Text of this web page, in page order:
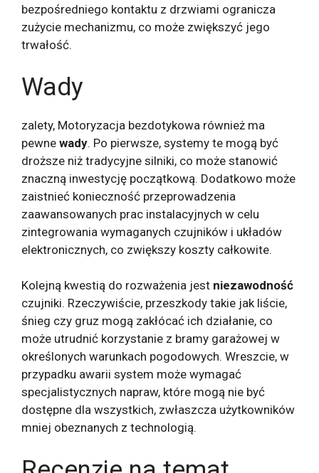
bezpośredniego kontaktu z drzwiami ogranicza
zużycie mechanizmu, co może zwiększyć jego
trwałość.
Wady
zalety, Motoryzacja bezdotykowa również ma
pewne wady. Po pierwsze, systemy te mogą być
droższe niż tradycyjne silniki, co może stanowić
znaczną inwestycję początkową. Dodatkowo może
zaistnieć konieczność przeprowadzenia
zaawansowanych prac instalacyjnych w celu
zintegrowania wymaganych czujników i układów
elektronicznych, co zwiększy koszty całkowite.
Kolejną kwestią do rozważenia jest niezawodność
czujniki. Rzeczywiście, przeszkody takie jak liście,
śnieg czy gruz mogą zakłócać ich działanie, co
może utrudnić korzystanie z bramy garażowej w
określonych warunkach pogodowych. Wreszcie, w
przypadku awarii system może wymagać
specjalistycznych napraw, które mogą nie być
dostępne dla wszystkich, zwłaszcza użytkowników
mniej obeznanych z technologią.